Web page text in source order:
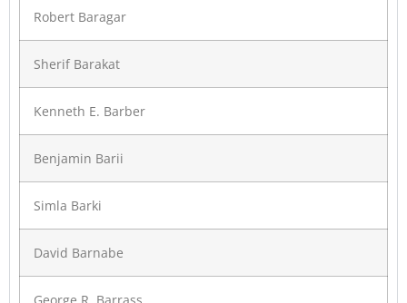
Robert Baragar
Sherif Barakat
Kenneth E. Barber
Benjamin Barii
Simla Barki
David Barnabe